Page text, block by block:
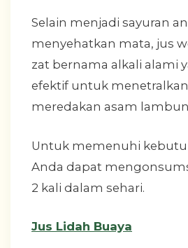
Selain menjadi sayuran
menyehatkan mata, jus
zat bernama alkali alami
efektif untuk
meredakan asam
Untuk memenuhi
Anda dapat
2 kali dalam sehari.
Jus Lidah Buaya